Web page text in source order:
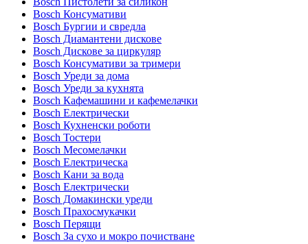
Bosch Консумативи
Bosch Бургии и свредла
Bosch Диамантени дискове
Bosch Дискове за циркуляр
Bosch Консумативи за тримери
Bosch Уреди за дома
Bosch Уреди за кухнята
Bosch Кафемашини и кафемелачки
Bosch Електрически
Bosch Кухненски роботи
Bosch Тостери
Bosch Месомелачки
Bosch Електрическа
Bosch Кани за вода
Bosch Електрически
Bosch Домакински уреди
Bosch Прахосмукачки
Bosch Перящи
Bosch За сухо и мокро почистване